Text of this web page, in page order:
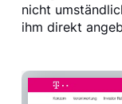
nicht
ihm direkt